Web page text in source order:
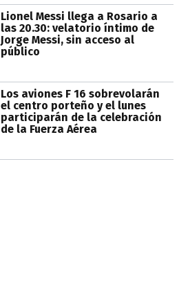
Lionel Messi llega a Rosario a
las 20.30: velatorio íntimo de
Jorge Messi, sin acceso al
público
Los aviones F 16 sobrevolarán
el centro porteño y el lunes
participarán de la celebración
de la Fuerza Aérea